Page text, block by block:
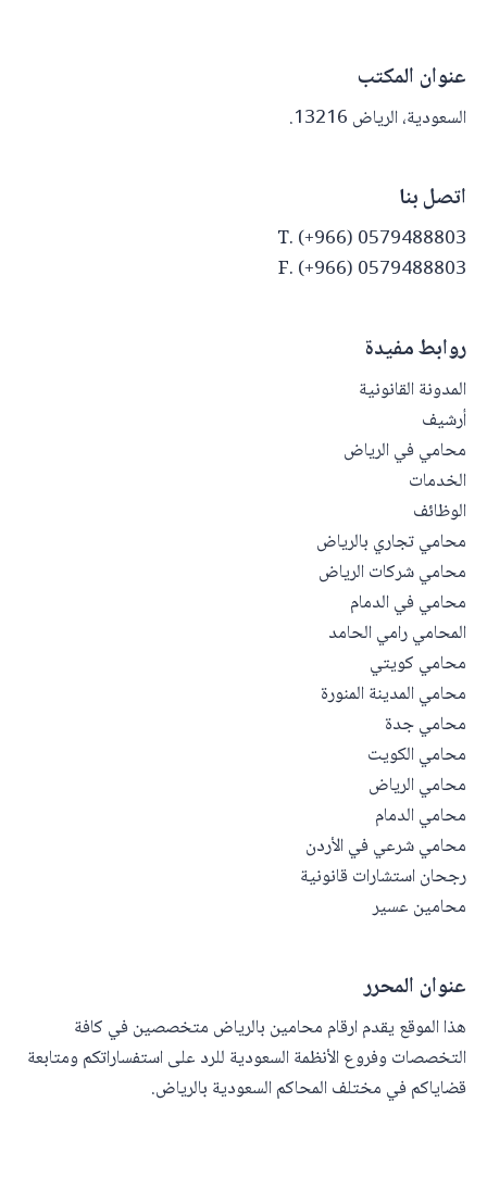
عنوان المكتب
السعودية، الرياض 13216.
اتصل بنا
T. (+966) 0579488803
F. (+966) 0579488803
روابط مفيدة
المدونة القانونية
أرشيف
محامي في الرياض
الخدمات
الوظائف
محامي تجاري بالرياض
محامي شركات الرياض
محامي في الدمام
المحامي رامي الحامد
محامي كويتي
محامي المدينة المنورة
محامي جدة
محامي الكويت
محامي الرياض
محامي الدمام
محامي شرعي في الأردن
رجحان استشارات قانونية
محامين عسير
عنوان المحرر
هذا الموقع يقدم ارقام محامين بالرياض متخصصين في كافة
التخصصات وفروع الأنظمة السعودية للرد على استفساراتكم ومتابعة
قضاياكم في مختلف المحاكم السعودية بالرياض.